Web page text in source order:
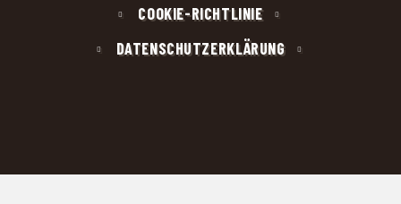
COOKIE-RICHTLINIE
DATENSCHUTZERKLÄRUNG